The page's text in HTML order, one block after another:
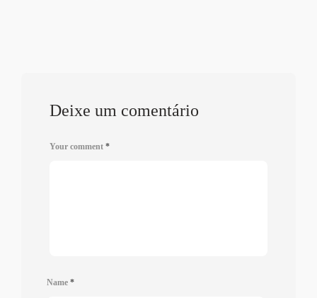
Deixe um comentário
Your comment *
Name *